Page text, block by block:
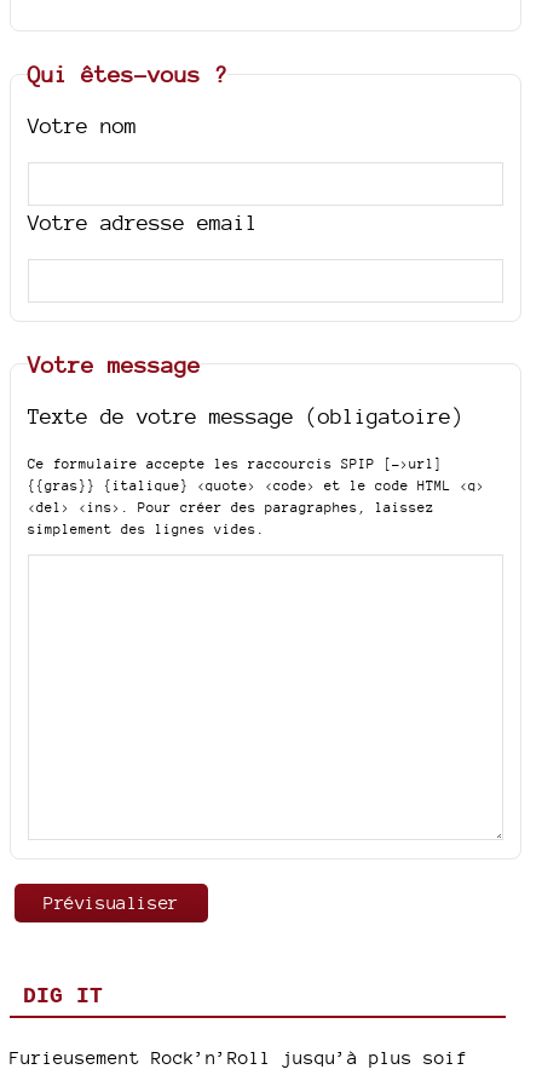
Qui êtes-vous ?
Votre nom
Votre adresse email
Votre message
Texte de votre message (obligatoire)
Ce formulaire accepte les raccourcis SPIP
[->url]
{{gras}} {italique} <quote> <code>
et le code HTML <q>
<del> <ins> . Pour créer des paragraphes, laissez
simplement des lignes vides.
DIG IT
Furieusement Rock’n’Roll jusqu’à plus soif